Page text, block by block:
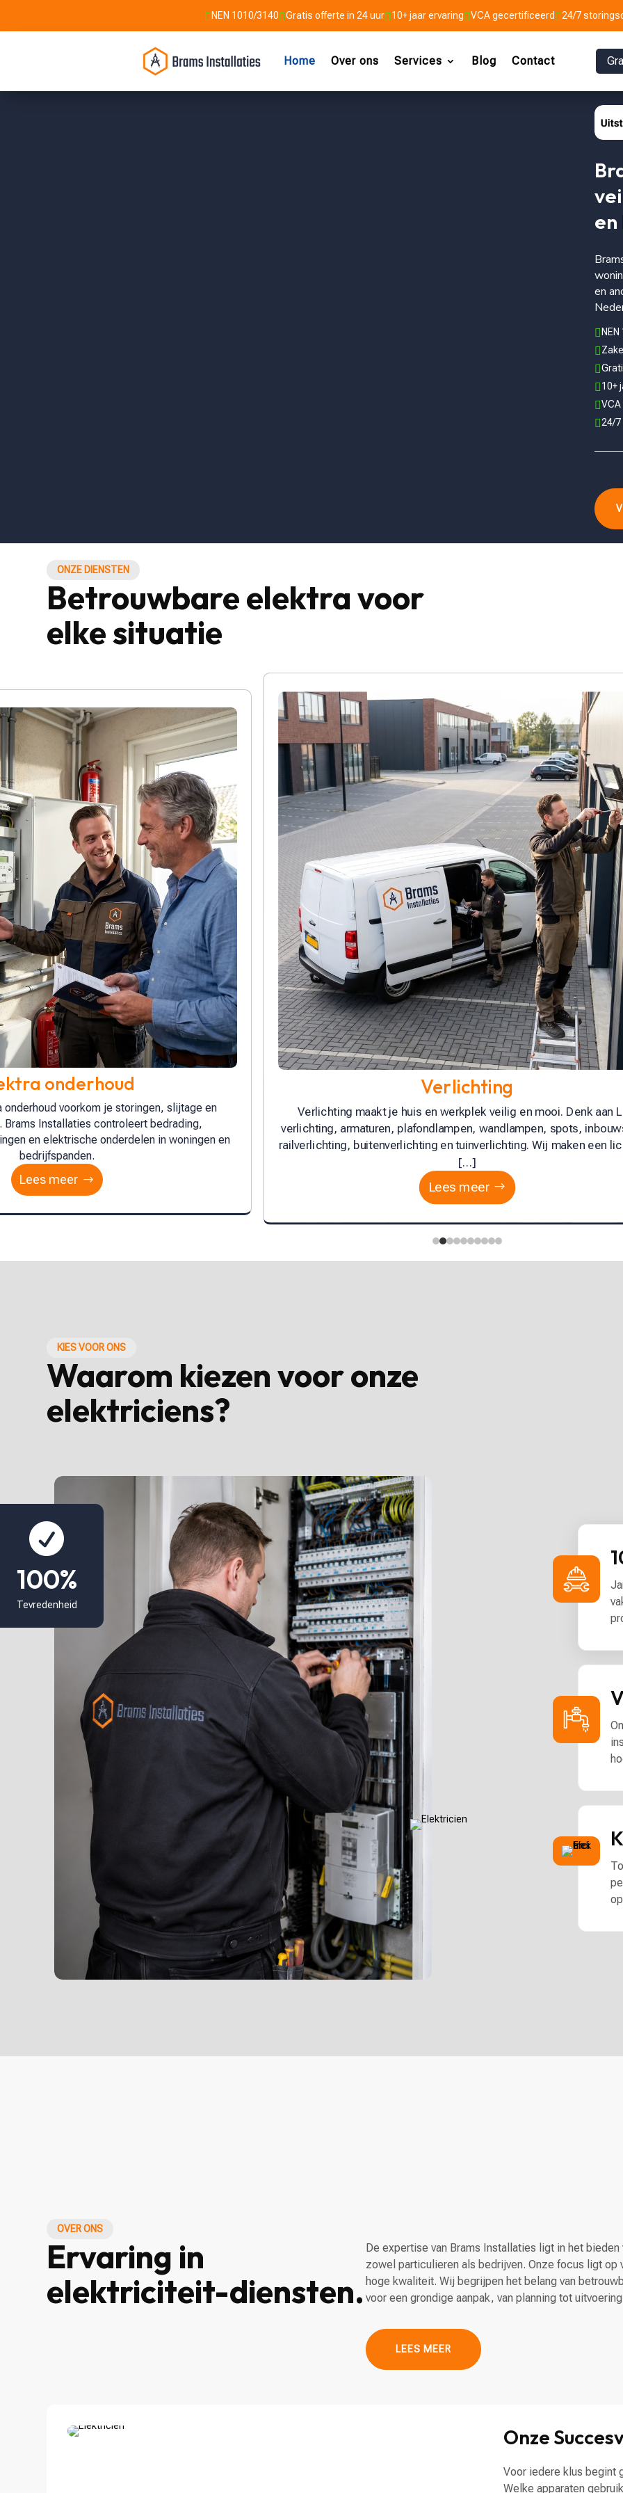
 NEN 1010/3140Gratis offerte in 24 uur10+ jaar ervaringVCA gecertificeerd 24/7
Home Over ons Services Blog Contact
en



10+

24/
ONZE DIENSTEN
Betrouwbare elektra voor
elke situatie
Verlichting
en werkplek veilig en mooi. Denk aan LED
wandlampen, spots, inbouwspots,
en tuinverlichting. Wij maken een lichtplan.
[…]
Lees meer
Schakelaars & bekabeling
Wij zijn Bram Installaties, elektriciens in Nederland voor
bekabeling. We adviseren en installeren schakelmateriaal en
voor huis en bedrijf, altijd volgens NEN 1010. […]
Lees meer
4
KIES VOOR ONS
Waarom kiezen voor onze
elektriciens?

100%
Tevredenheid
OVER ONS
Ervaring in
elektriciteit-diensten.
De expertise van Brams Installaties ligt in het
zowel particulieren als bedrijven. Onze focus ligt
hoge kwaliteit. Wij begrijpen het belang van
voor een grondige aanpak, van planning tot
LEES MEER
Onze
Voor iedere klus begint
Welke apparaten